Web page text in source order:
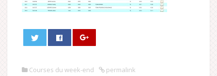
Courses du week-end permalink